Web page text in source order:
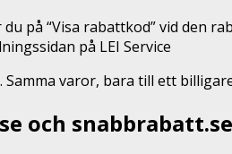
på “Visa rabattkod” vid den
på LEI Service
varor, bara till ett
och snabbrabatt.se